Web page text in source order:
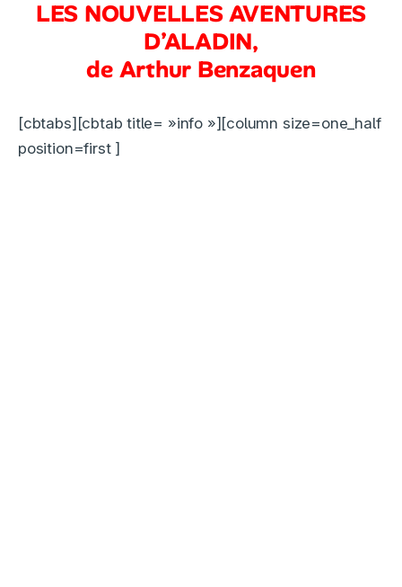
LES NOUVELLES AVENTURES
D’ALADIN,
de Arthur Benzaquen
[cbtabs][cbtab title= »info »][column size=one_half
position=first ]